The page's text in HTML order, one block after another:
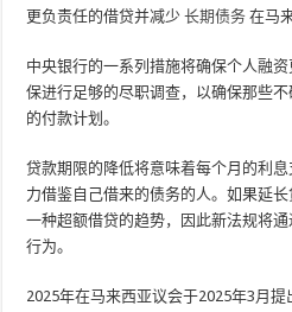
更负责任的借贷并减少长期债务 在马
中央银行的一系列措施将确保个人融
保进行足够的尽职调查，以确保那些
的付款计划。
贷款期限的降低将意味着每个月的利
力借鉴自己借来的债务的人。如果延
一种超额借贷的趋势，因此新法规将
行为。
2025年在马来西亚议会于2025年3月